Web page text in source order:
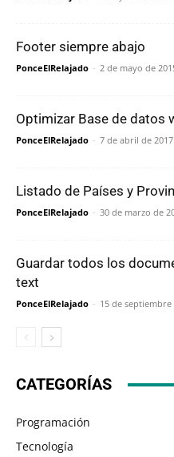
Footer siempre abajo
PonceElRelajado - 2 de mayo de
Optimizar Base de datos
PonceElRelajado - 7 de abril de 2017
Listado de Países y
PonceElRelajado - 30 de marzo de
Guardar todos los
text
PonceElRelajado - 15 de septiembre
CATEGORÍAS
Programación
Tecnología